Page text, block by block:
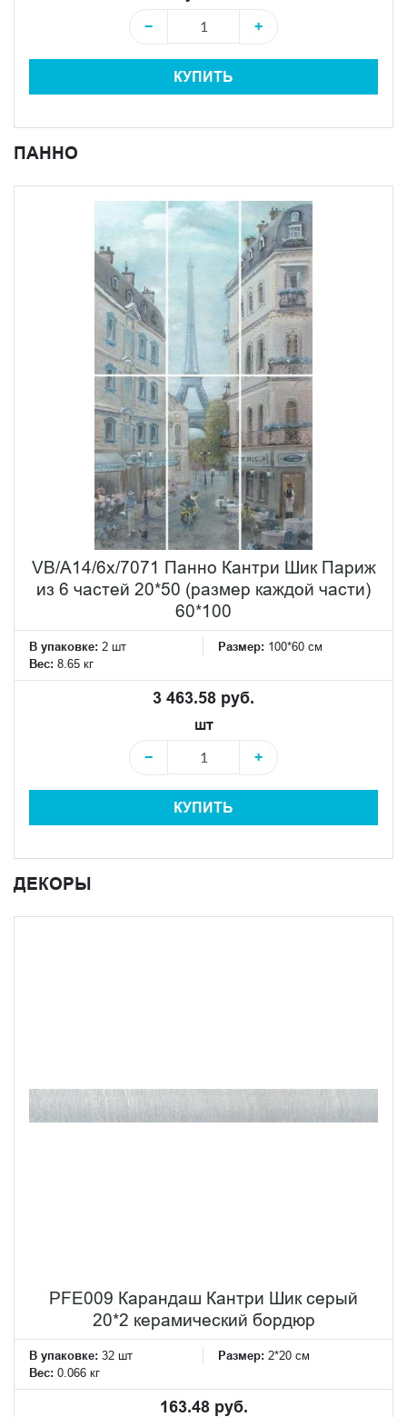
−
+
КУПИТЬ
ПАННО
VB/A14/6x/7071 Панно Кантри Шик Париж
из 6 частей 20*50 (размер каждой части)
60*100
В упаковке: 2 шт Размер: 100*60 см
Вес: 8.65 кг
3 463.58 руб.
шт
−
+
КУПИТЬ
ДЕКОРЫ
PFE009 Карандаш Кантри Шик серый
20*2 керамический бордюр
В упаковке: 32 шт Размер: 2*20 см
Вес: 0.066 кг
163.48 руб.